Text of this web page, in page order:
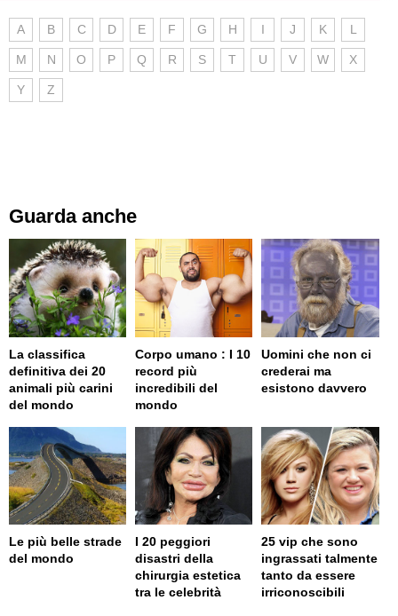
A B C D E F G H I J K L
M N O P Q R S T U V W X
Y Z
Guarda anche
La classifica
definitiva dei 20
animali più carini
del mondo
Corpo umano : I 10
record più
incredibili del
mondo
Uomini che non ci
crederai ma
esistono davvero
Le più belle strade
del mondo
I 20 peggiori
disastri della
chirurgia estetica
tra le celebrità
25 vip che sono
ingrassati talmente
tanto da essere
irriconoscibili